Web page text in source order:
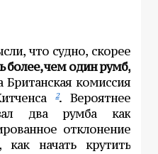
что судно, скорее
более, чем один румб,
Британская комиссия
2. Вероятнее
два румба как
отклонение
начать крутить